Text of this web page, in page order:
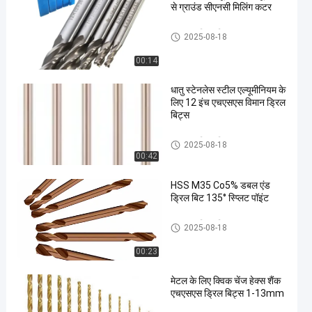
00:14
से ग्राउंड सीएनसी मिलिंग कटर
एचएसएस ड्रिल बिट्स
2025-08-18
00:42
धातु स्टेनलेस स्टील एल्यूमीनियम के
लिए 12 इंच एचएसएस विमान ड्रिल
बिट्स
एचएसएस ड्रिल बिट्स
2025-08-18
00:23
HSS M35 Co5% डबल एंड
ड्रिल बिट 135° स्प्लिट पॉइंट
एचएसएस ड्रिल बिट्स
2025-08-18
मेटल के लिए क्विक चेंज हेक्स शैंक
एचएसएस ड्रिल बिट्स 1-13mm